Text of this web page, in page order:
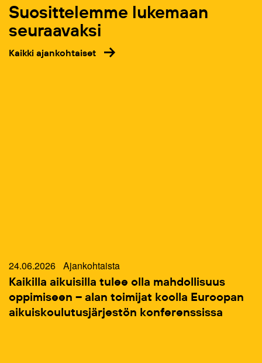
Suosittelemme lukemaan
seuraavaksi
Kaikki ajankohtaiset
24.06.2026 Ajankohtaista
Kaikilla aikuisilla tulee olla mahdollisuus
oppimiseen – alan toimijat koolla Euroopan
aikuiskoulutusjärjestön konferenssissa